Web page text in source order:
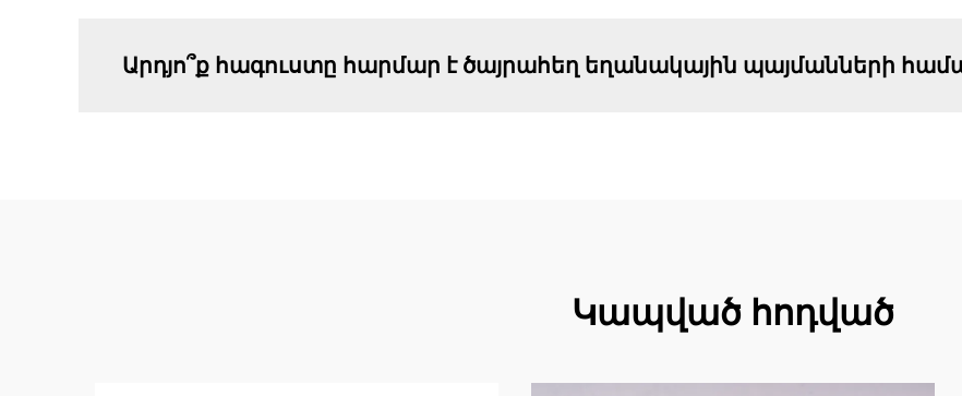
Արդյո՞ք հագուստը հարմար է ծայրահեղ եղանակային պայմանների
Կապված հոդված